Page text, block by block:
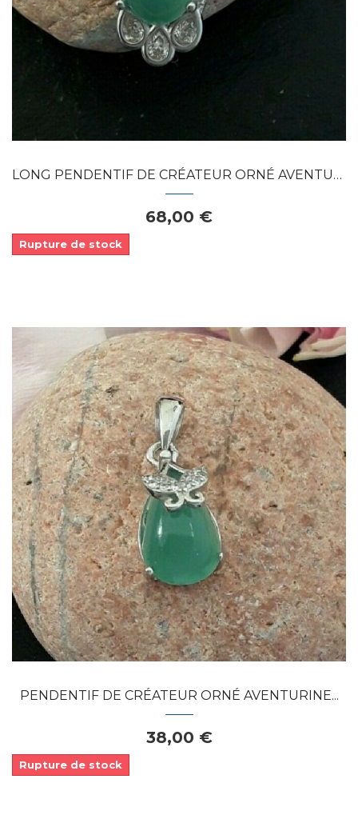
LONG PENDENTIF DE CRÉATEUR ORNÉ AVENTURINE...
68,00 €
Rupture de stock
Dans mon panier
APERÇU RAPIDE
PENDENTIF DE CRÉATEUR ORNÉ AVENTURINE...
38,00 €
Rupture de stock